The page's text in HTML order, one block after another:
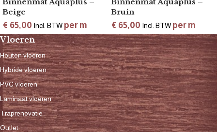
Beige
€ 65,00 Incl. BTW per m
Bruin
€ 65,00 Incl. BTW per m
Vloeren
Houten vloeren
Hybride vloeren
PVC vloeren
Laminaat vloeren
Traprenovatie
Outlet